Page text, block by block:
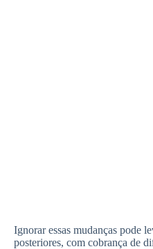
Ignorar essas mudanças pode
posteriores, com cobrança de